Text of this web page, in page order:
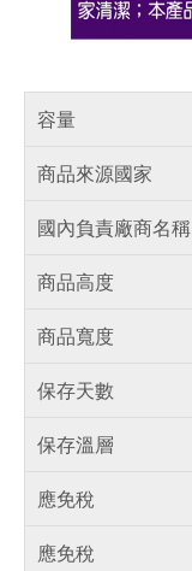
容量
商品來源國家
國內負責廠商名稱
商品高度
商品寬度
保存天數
保存溫層
應免稅
應免稅